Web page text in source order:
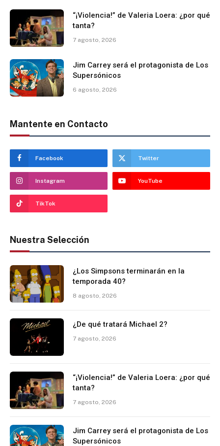
“¡Violencia!” de Valeria Loera: ¿por qué
tanta?
7 agosto, 2026
Jim Carrey será el protagonista de Los
Supersónicos
6 agosto, 2026
Mantente en Contacto
Facebook Twitter
Instagram YouTube
TikTok
Nuestra Selección
¿Los Simpsons terminarán en la
temporada 40?
8 agosto, 2026
¿De qué tratará Michael 2?
7 agosto, 2026
“¡Violencia!” de Valeria Loera: ¿por qué
tanta?
7 agosto, 2026
Jim Carrey será el protagonista de Los
Supersónicos